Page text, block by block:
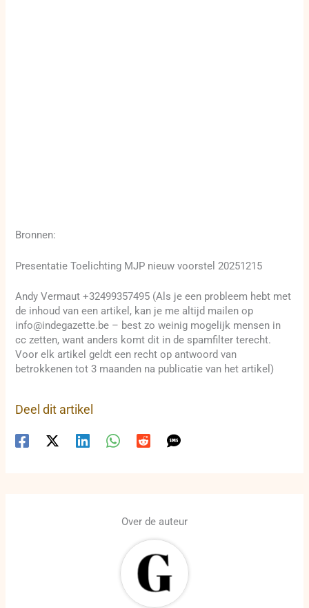
Bronnen:
Presentatie Toelichting MJP nieuw voorstel 20251215
Andy Vermaut +32499357495 (Als je een probleem hebt met
de inhoud van een artikel, kan je me altijd mailen op
info@indegazette.be – best zo weinig mogelijk mensen in
cc zetten, want anders komt dit in de spamfilter terecht.
Voor elk artikel geldt een recht op antwoord van
betrokkenen tot 3 maanden na publicatie van het artikel)
Deel dit artikel
Over de auteur